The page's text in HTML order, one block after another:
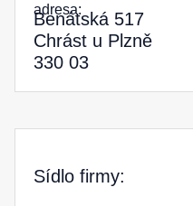
adresa:
Benátská 517
Chrást u Plzně
330 03
Sídlo firmy: